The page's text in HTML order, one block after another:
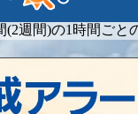
(2週間)の1時間ごと